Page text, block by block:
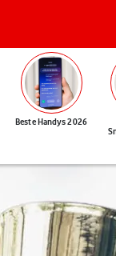
Beste Handys 2026